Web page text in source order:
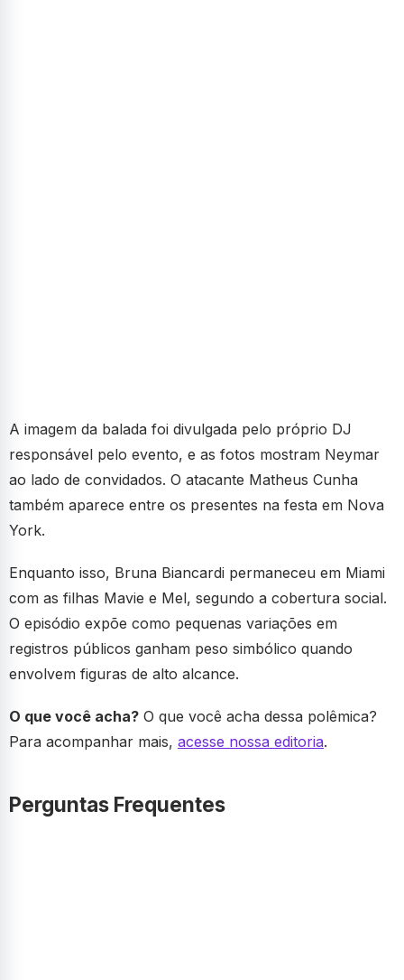
A imagem da balada foi divulgada pelo próprio DJ
responsável pelo evento, e as fotos mostram Neymar
ao lado de convidados. O atacante Matheus Cunha
também aparece entre os presentes na festa em Nova
York.
Enquanto isso, Bruna Biancardi permaneceu em Miami
com as filhas Mavie e Mel, segundo a cobertura social.
O episódio expõe como pequenas variações em
registros públicos ganham peso simbólico quando
envolvem figuras de alto alcance.
O que você acha? O que você acha dessa polêmica?
Para acompanhar mais, acesse nossa editoria.
Perguntas Frequentes